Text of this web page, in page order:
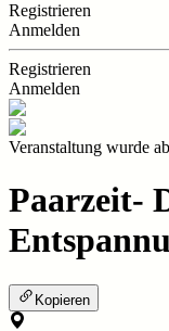
Registrieren
Anmelden
Registrieren
Anmelden
Veranstaltung wurde
Paarzeit-
Kopieren